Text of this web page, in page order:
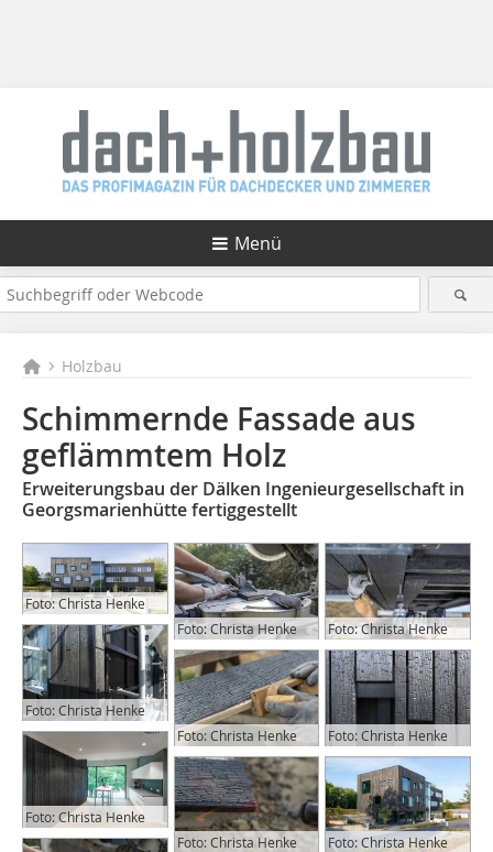
Menü
Holzbau
Schimmernde Fassade aus
geflämmtem Holz
Erweiterungsbau der Dälken Ingenieurgesellschaft in
Georgsmarienhütte fertiggestellt
Foto: Christa Henke
Foto: Christa Henke
Foto: Christa Henke
Foto: Christa Henke
Foto: Christa Henke
Foto: Christa Henke
Foto: Christa Henke
Foto: Christa Henke
Foto: Christa Henke